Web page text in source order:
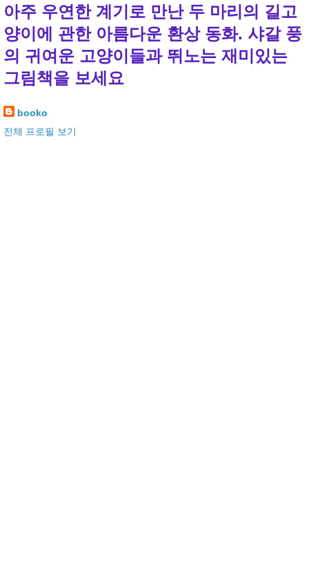
아주 우연한 계기로 만난 두 마리의 길고
양이에 관한 아름다운 환상 동화. 샤갈 풍
의 귀여운 고양이들과 뛰노는 재미있는
그림책을 보세요
booko
전체 프로필 보기